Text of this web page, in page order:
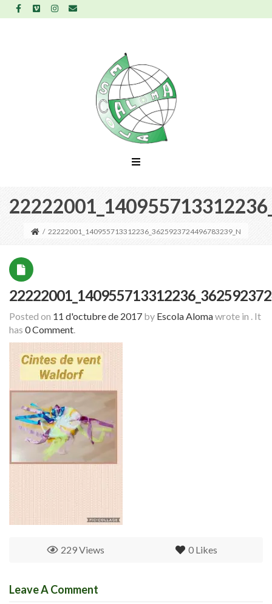
/ 22222001_140955713312236_3625923724496783239_N
Posted on 11 d'octubre de 2017 by Escola Alomawrote in . It
has 0 Comment.
0 Likes
229 Views
Leave A Comment